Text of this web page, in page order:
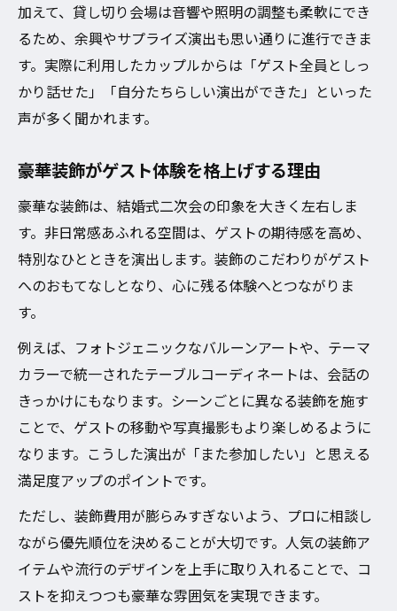
行くべきか迷う人に響く装飾と演出
結婚式二次会貸し切りの参加率アップ術
後悔しないための参加メリットを解説
豪華装飾が生む特別な体験の価値
結婚式二次会貸し切り参加率を上げる演出
おしゃれな装飾でゲストの心を掴む方法
豪華装飾が友人参加率アップに効く理由
貸し切り会場で実現する印象的な空間作り
装飾アイデアで結婚式二次会貸し切り活性
後悔しない結婚式二次会貸し切り成功法
結婚式二次会貸し切り成功のための準備術
後悔しないための装飾と会場選びのポイン
ト
ゲスト満足度を高める進行と演出アイデア
結婚式二次会貸し切りで気を付けたい注意
点
参加率と満足度を両立させる成功の秘訣
加えて、貸し切り会場は音響や照明の調整も柔軟にでき
るため、余興やサプライズ演出も思い通りに進行できま
す。実際に利用したカップルからは「ゲスト全員としっ
かり話せた」「自分たちらしい演出ができた」といった
声が多く聞かれます。
豪華装飾がゲスト体験を格上げする理由
豪華な装飾は、結婚式二次会の印象を大きく左右しま
す。非日常感あふれる空間は、ゲストの期待感を高め、
特別なひとときを演出します。装飾のこだわりがゲスト
へのおもてなしとなり、心に残る体験へとつながりま
す。
例えば、フォトジェニックなバルーンアートや、テーマ
カラーで統一されたテーブルコーディネートは、会話の
きっかけにもなります。シーンごとに異なる装飾を施す
ことで、ゲストの移動や写真撮影もより楽しめるように
なります。こうした演出が「また参加したい」と思える
満足度アップのポイントです。
ただし、装飾費用が膨らみすぎないよう、プロに相談し
ながら優先順位を決めることが大切です。人気の装飾ア
イテムや流行のデザインを上手に取り入れることで、コ
ストを抑えつつも豪華な雰囲気を実現できます。